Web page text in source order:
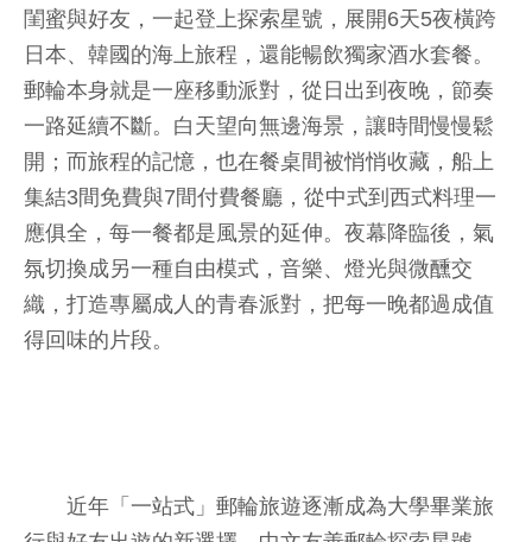
閨蜜與好友，一起登上探索星號，展開6天5夜橫跨
日本、韓國的海上旅程，還能暢飲獨家酒水套餐。
郵輪本身就是一座移動派對，從日出到夜晚，節奏
一路延續不斷。白天望向無邊海景，讓時間慢慢鬆
開；而旅程的記憶，也在餐桌間被悄悄收藏，船上
集結3間免費與7間付費餐廳，從中式到西式料理一
應俱全，每一餐都是風景的延伸。夜幕降臨後，氣
氛切換成另一種自由模式，音樂、燈光與微醺交
織，打造專屬成人的青春派對，把每一晚都過成值
得回味的片段。
近年「一站式」郵輪旅遊逐漸成為大學畢業旅